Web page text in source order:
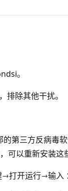
。
排除其他干扰。
的第三方反病
可以重新安装这
→打开运行→输入